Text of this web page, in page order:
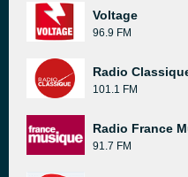
Voltage
96.9 FM
Radio
101.1 FM
Radio France
91.7 FM